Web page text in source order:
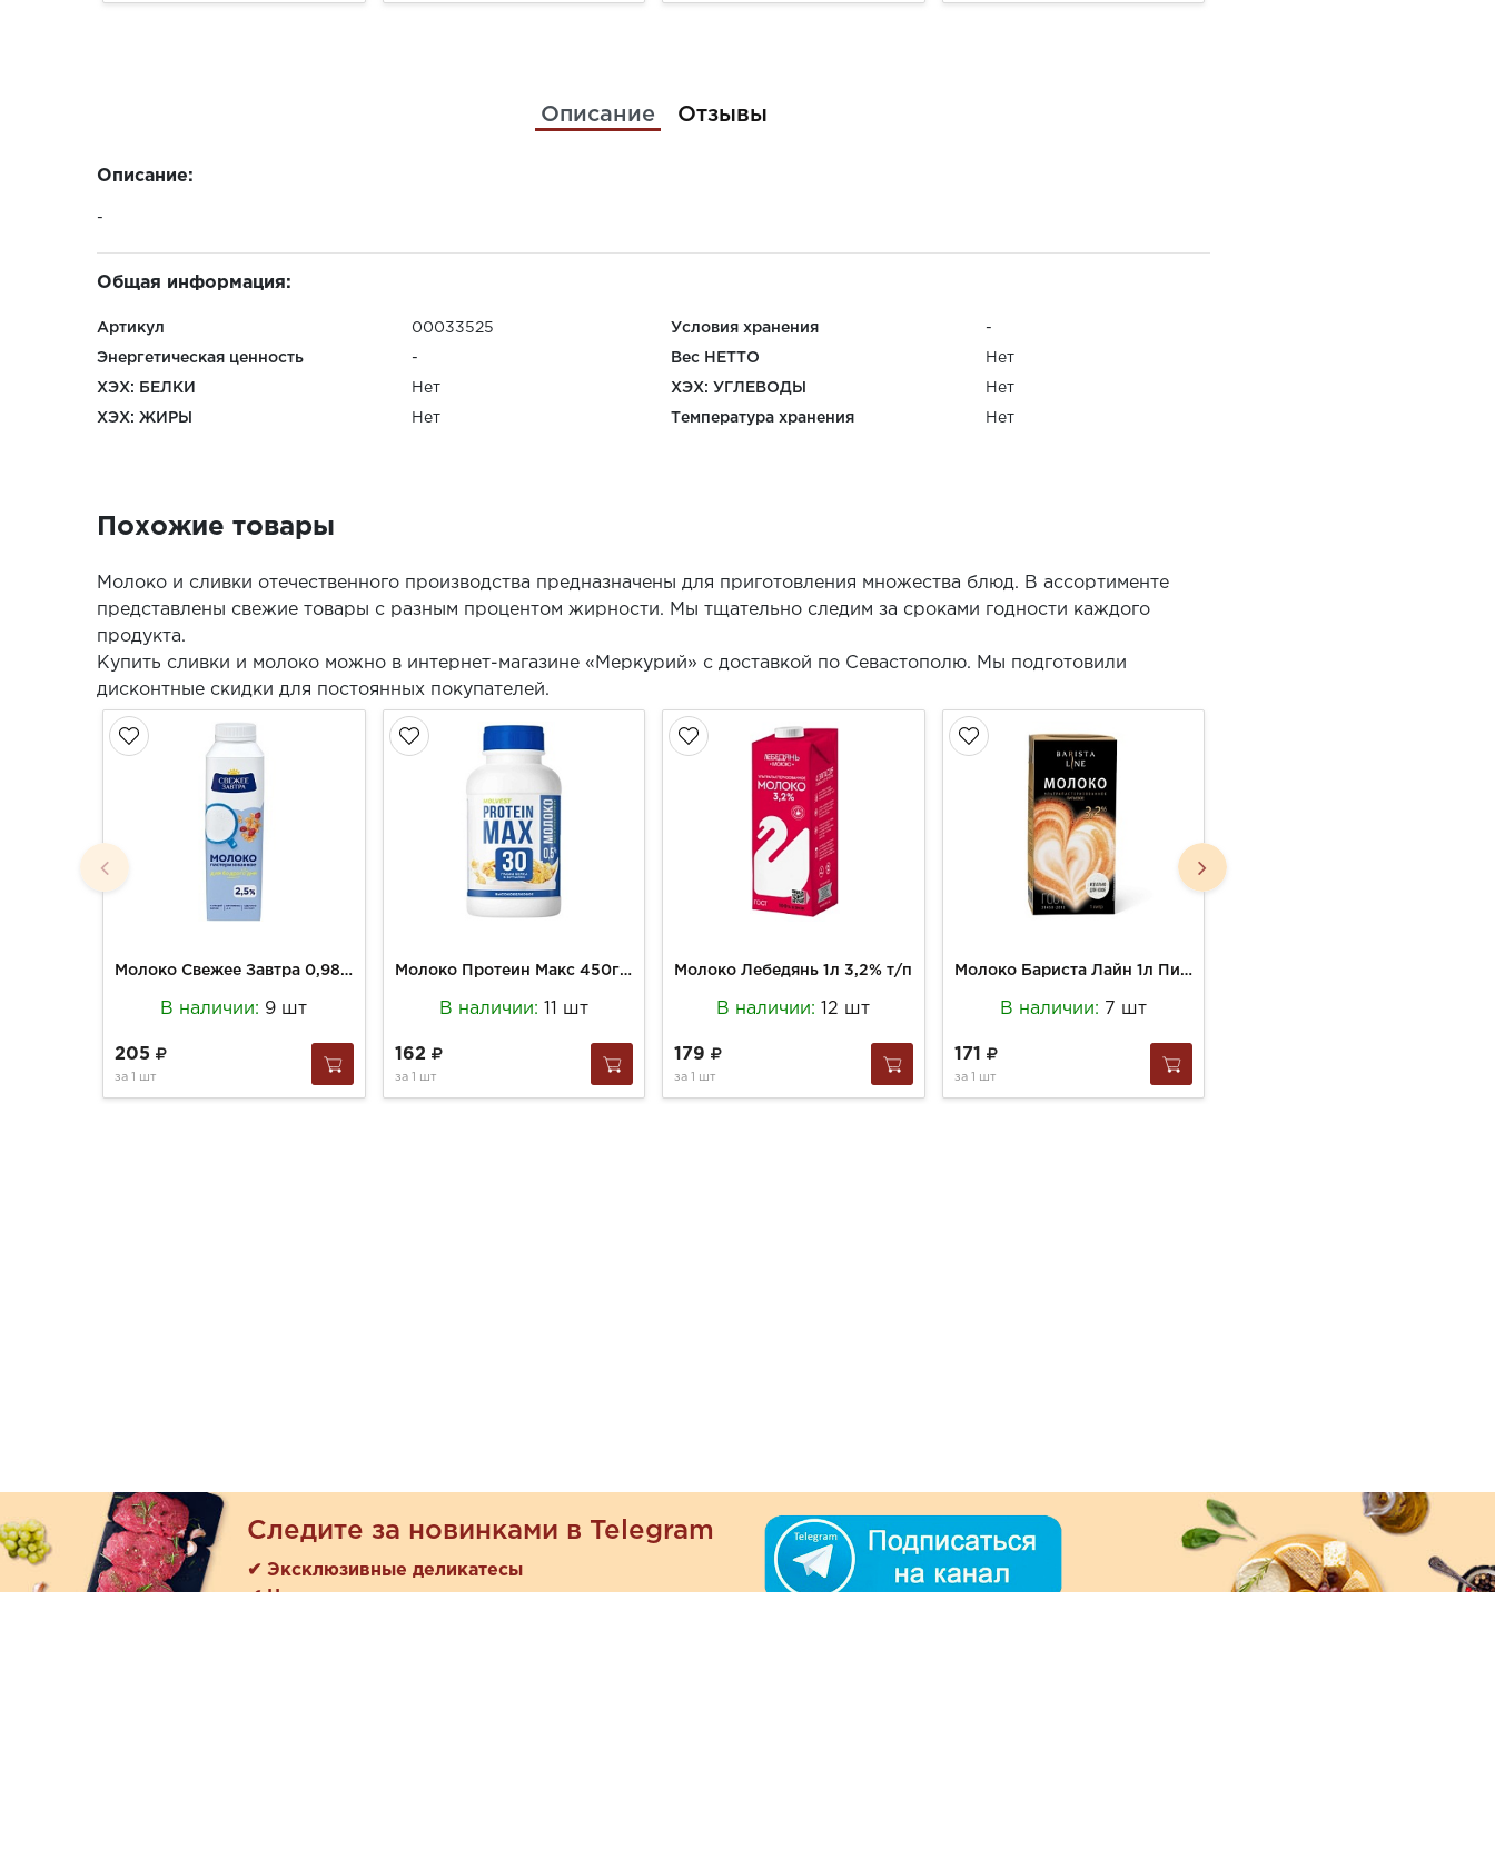
Описание Отзывы
Описание:
-
Общая информация:
Артикул 00033525 Условия хранения -
Энергетическая ценность - Вес НЕТТО Нет
ХЭХ: БЕЛКИ Нет ХЭХ: УГЛЕВОДЫ Нет
ХЭХ: ЖИРЫ Нет Температура хранения Нет
Похожие товары
Молоко и сливки отечественного производства предназначены для приготовления множества блюд. В ассортименте
представлены свежие товары с разным процентом жирности. Мы тщательно следим за сроками годности каждого
продукта.
Купить сливки и молоко можно в интернет-магазине «Меркурий» с доставкой по Севастополю. Мы подготовили
дисконтные скидки для постоянных покупателей.
Молоко Свежее Завтра 0,98кг Edge 2,5%
В наличии: 9 шт
205
за 1 шт
Молоко Протеин Макс 450г Ультрапастер с выоским содержанием белка 0,5% ПЭТ/бут
В наличии: 11 шт
162
за 1 шт
Молоко Лебедянь 1л 3,2% т/п
В наличии: 12 шт
179
за 1 шт
Молоко Бариста Лайн 1л Питьевое 3,2% ГОСТ ТП
В наличии: 7 шт
171
за 1 шт
Следите за новинками в Telegram
✔ Эксклюзивные деликатесы
✔ Новые поступления